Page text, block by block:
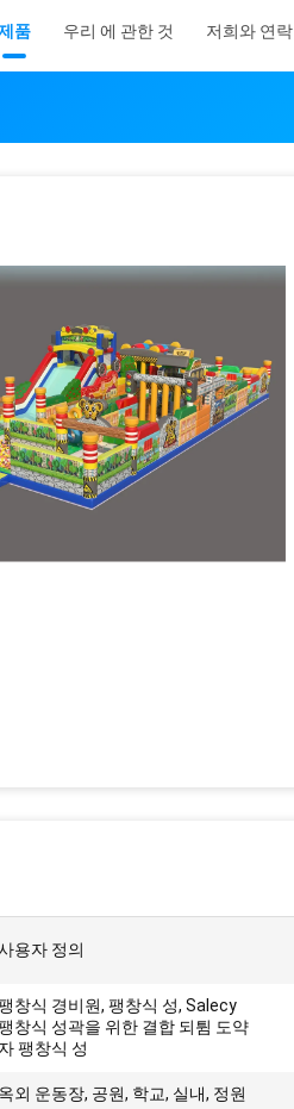
품 우리 에 관한 것 저희와 연락
용자 정의
창식 경비원, 팽창식 성, Salecy
창식 성곽을 위한 결합 되튐 도약
자 팽창식 성
옥외 운동장, 공원, 학교, 실내, 정원